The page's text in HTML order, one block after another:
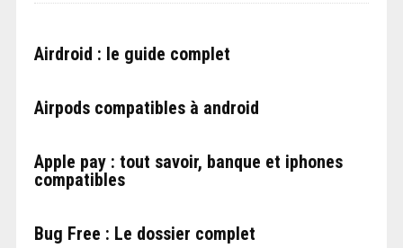
Airdroid : le guide complet
Airpods compatibles à android
Apple pay : tout savoir, banque et iphones
compatibles
Bug Free : Le dossier complet